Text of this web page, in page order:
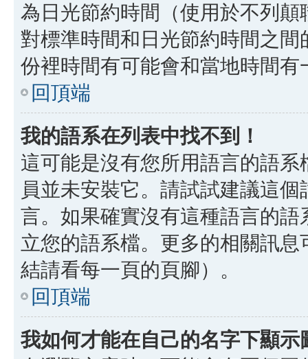
為日光節約時間（使用於不列
對標準時間和日光節約時間之
份裡時間有可能會和當地時間
回頂端
我的語系在列表中找不到！
這可能是沒有您所用語言的語
員並未安裝它。請試試建議這
言。如果確實沒有這種語言的
立您的語系檔。更多的相關訊
結請看每一頁的頁腳）。
回頂端
我如何才能在自己的名字下顯示